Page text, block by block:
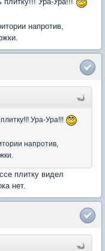
напротив,
Ура-Ура!!!
напротив,
плитку видел
нет.